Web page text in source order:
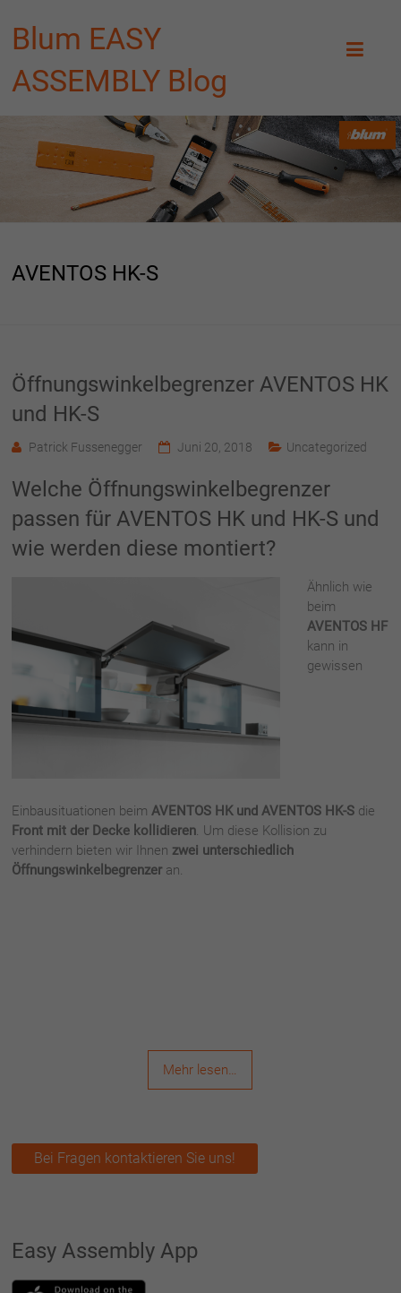
Blum EASY
ASSEMBLY Blog
AVENTOS HK-S
Öffnungswinkelbegrenzer AVENTOS HK
und HK-S
Patrick Fussenegger Juni 20, 2018 Uncategorized
Welche Öffnungswinkelbegrenzer
passen für AVENTOS HK und HK-S und
wie werden diese montiert?
Ähnlich wie
beim
AVENTOS HF
kann in
gewissen
Einbausituationen beimAVENTOS HK und AVENTOS HK-S die
Front mit der Decke kollidieren. Um diese Kollision zu
verhindern bieten wir Ihnen zwei unterschiedlich
Öffnungswinkelbegrenzeran.
Mehr lesen…
Bei Fragen kontaktieren Sie uns!
Easy Assembly App